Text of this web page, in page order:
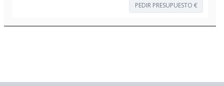
PEDIR PRESUPUESTO €